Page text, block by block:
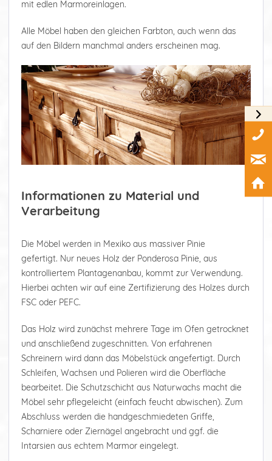
mit edlen Marmoreinlagen.
Alle Möbel haben den gleichen Farbton, auch wenn das
auf den Bildern manchmal anders erscheinen mag.
Informationen zu Material und
Verarbeitung
Die Möbel werden in Mexiko aus massiver Pinie
gefertigt. Nur neues Holz der Ponderosa Pinie, aus
kontrolliertem Plantagenanbau, kommt zur Verwendung.
Hierbei achten wir auf eine Zertifizierung des Holzes durch
FSC oder PEFC.
Das Holz wird zunächst mehrere Tage im Ofen getrocknet
und anschließend zugeschnitten. Von erfahrenen
Schreinern wird dann das Möbelstück angefertigt. Durch
Schleifen, Wachsen und Polieren wird die Oberfläche
bearbeitet. Die Schutzschicht aus Naturwachs macht die
Möbel sehr pflegeleicht (einfach feucht abwischen). Zum
Abschluss werden die handgeschmiedeten Griffe,
Scharniere oder Ziernägel angebracht und ggf. die
Intarsien aus echtem Marmor eingelegt.